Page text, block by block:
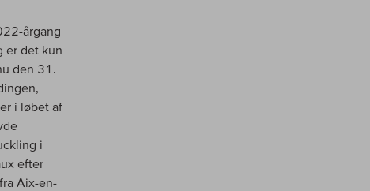
årgang
er det kun
den 31.
i løbet af
i
efter
Aix-en-